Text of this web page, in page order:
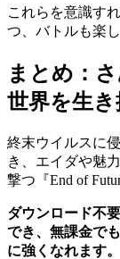
これらを意識す
つ、バトルも楽
まとめ：
世界を生き
終末ウイルスに
き、エイダや魅
撃つ『End of
ダウンロード不
でき、無課金で
に強くなれます。